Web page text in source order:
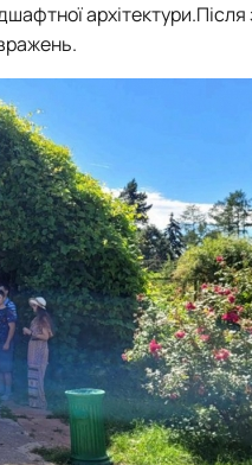
архітектури.Після